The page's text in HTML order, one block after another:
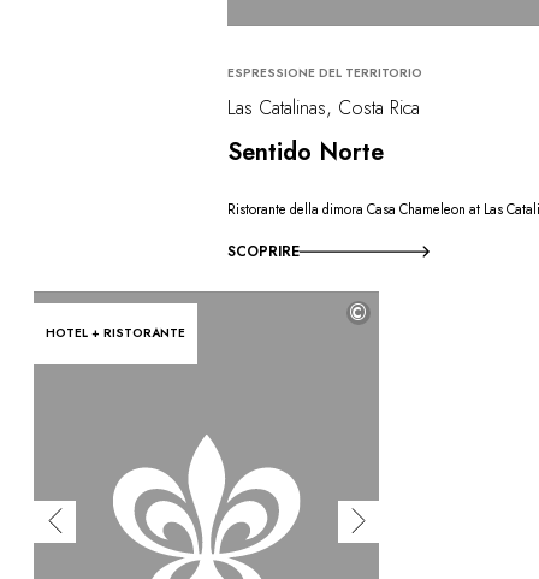
ESPRESSIONE DEL TERRITORIO
Las Catalinas, Costa Rica
Sentido Norte
Ristorante della dimora Casa Chameleon at Las
SCOPRIRE
HOTEL + RISTORANTE
©